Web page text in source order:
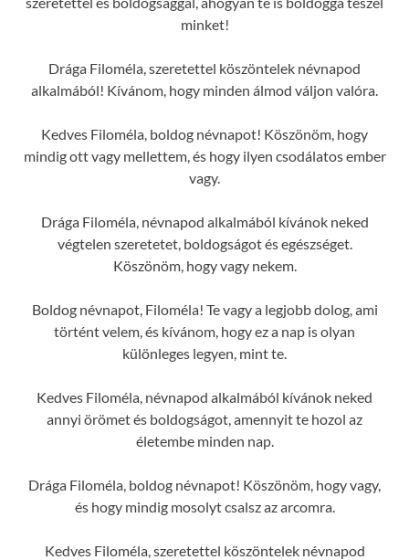
minket!
Drága Filoméla, szeretettel köszöntelek névnapod
alkalmából! Kívánom, hogy minden álmod váljon valóra.
Kedves Filoméla, boldog névnapot! Köszönöm, hogy
mindig ott vagy mellettem, és hogy ilyen csodálatos ember
vagy.
Drága Filoméla, névnapod alkalmából kívánok neked
végtelen szeretetet, boldogságot és egészséget.
Köszönöm, hogy vagy nekem.
Boldog névnapot, Filoméla! Te vagy a legjobb dolog, ami
történt velem, és kívánom, hogy ez a nap is olyan
különleges legyen, mint te.
Kedves Filoméla, névnapod alkalmából kívánok neked
annyi örömet és boldogságot, amennyit te hozol az
életembe minden nap.
Drága Filoméla, boldog névnapot! Köszönöm, hogy vagy,
és hogy mindig mosolyt csalsz az arcomra.
Kedves Filoméla, szeretettel köszöntelek névnapod